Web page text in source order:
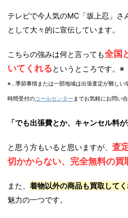
テレビで今人気のMC「坂上忍」さ
として大々的に宣伝しています。
こちらの強みは何と言っても全国
いてくれるというところです。※
※…季節事情または一部地域は出張査定が難しい
時間受付のコールセンター までお気軽にお問い
「でも出張費とか、キャンセル料
と思う方もいると思いますが、 査
切かからない、完全無料の買
また、 着物以外の商品も買取して
魅力の一つです。